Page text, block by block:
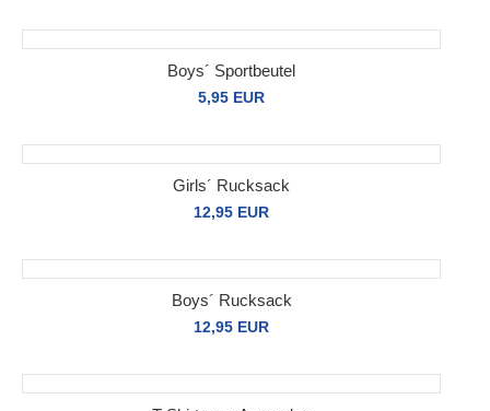
Boys´ Sportbeutel
5,95 EUR
Girls´ Rucksack
12,95 EUR
Boys´ Rucksack
12,95 EUR